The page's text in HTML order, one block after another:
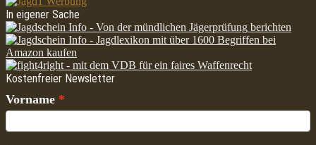
In eigener Sache
Kostenfreier Newsletter
Vorname